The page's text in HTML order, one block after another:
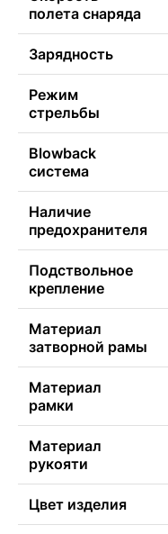
полета снаряда
Зарядность
Режим
стрельбы
Blowback
система
Наличие
предохранителя
Подствольное
крепление
Материал
затворной рамы
Материал
рамки
Материал
рукояти
Цвет изделия